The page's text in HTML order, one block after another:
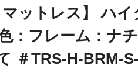
ットレス】 ハ
：フレーム：ナ
＃TRS-H-BRM-